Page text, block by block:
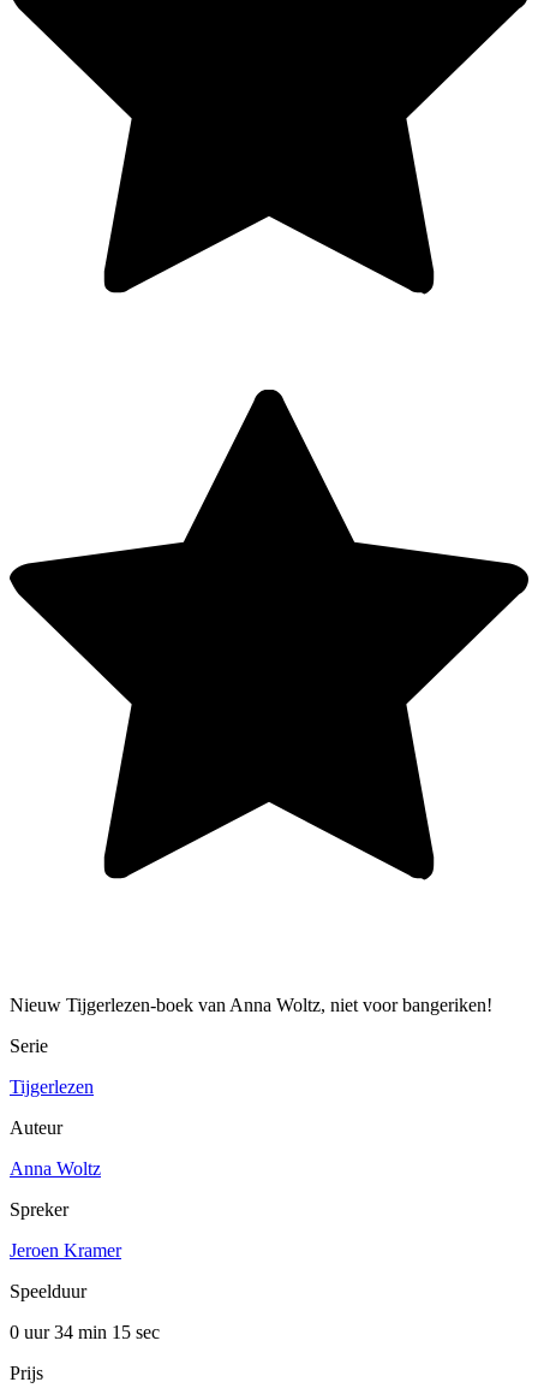
Nieuw Tijgerlezen-boek van Anna Woltz, niet voor bangeriken!
Serie
Tijgerlezen
Auteur
Anna Woltz
Spreker
Jeroen Kramer
Speelduur
0 uur 34 min 15 sec
Prijs